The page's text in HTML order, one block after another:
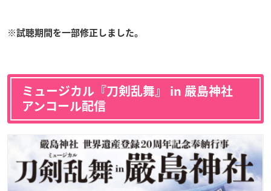
※試聴期間を一部修正しました。
ミュージカル『刀剣乱舞』 in 嚴島神社
アンコール配信